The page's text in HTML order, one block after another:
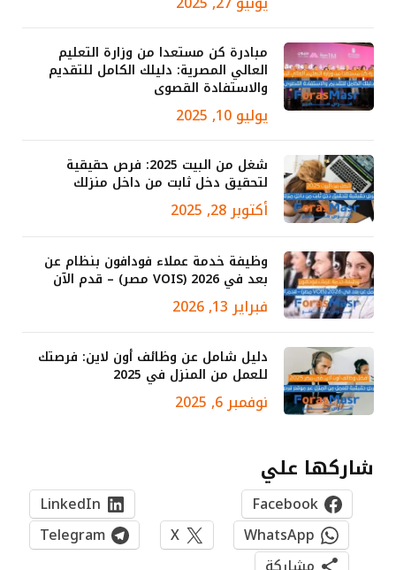
مبادرة كن مستعدا من وزارة التعليم
العالي المصرية: دليلك الكامل للتقديم
والاستفادة القصوى
يوليو 10, 2025
شغل من البيت 2025: فرص حقيقية
لتحقيق دخل ثابت من داخل منزلك
أكتوبر 28, 2025
وظيفة خدمة عملاء فودافون بنظام عن
بعد في 2026 (VOIS مصر) – قدم الآن
فبراير 13, 2026
دليل شامل عن وظائف أون لاين: فرصتك
للعمل من المنزل في 2025
نوفمبر 6, 2025
شاركها علي
Facebook
LinkedIn
WhatsApp
X
Telegram